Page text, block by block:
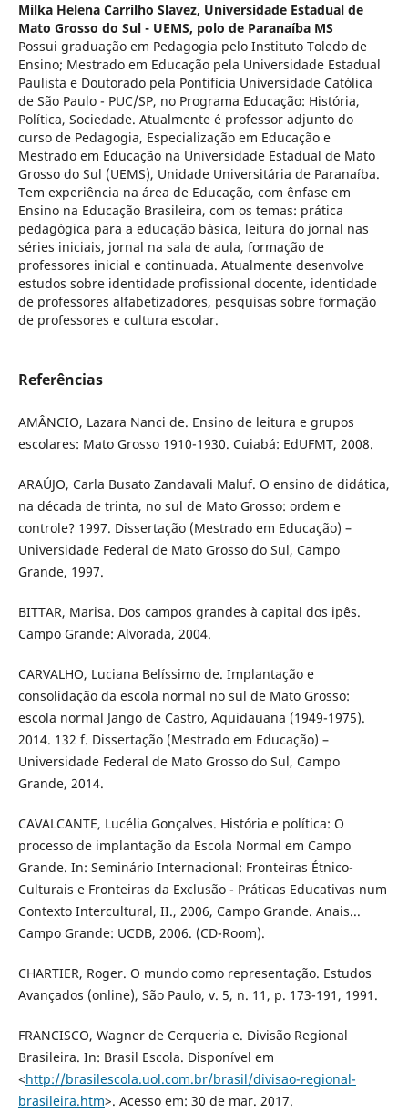
Milka Helena Carrilho Slavez, Universidade Estadual de
Mato Grosso do Sul - UEMS, polo de Paranaíba MS
Possui graduação em Pedagogia pelo Instituto Toledo de
Ensino; Mestrado em Educação pela Universidade Estadual
Paulista e Doutorado pela Pontifícia Universidade Católica
de São Paulo - PUC/SP, no Programa Educação: História,
Política, Sociedade. Atualmente é professor adjunto do
curso de Pedagogia, Especialização em Educação e
Mestrado em Educação na Universidade Estadual de Mato
Grosso do Sul (UEMS), Unidade Universitária de Paranaíba.
Tem experiência na área de Educação, com ênfase em
Ensino na Educação Brasileira, com os temas: prática
pedagógica para a educação básica, leitura do jornal nas
séries iniciais, jornal na sala de aula, formação de
professores inicial e continuada. Atualmente desenvolve
estudos sobre identidade profissional docente, identidade
de professores alfabetizadores, pesquisas sobre formação
de professores e cultura escolar.
Referências
AMÂNCIO, Lazara Nanci de. Ensino de leitura e grupos
escolares: Mato Grosso 1910-1930. Cuiabá: EdUFMT, 2008.
ARAÚJO, Carla Busato Zandavali Maluf. O ensino de didática,
na década de trinta, no sul de Mato Grosso: ordem e
controle? 1997. Dissertação (Mestrado em Educação) –
Universidade Federal de Mato Grosso do Sul, Campo
Grande, 1997.
BITTAR, Marisa. Dos campos grandes à capital dos ipês.
Campo Grande: Alvorada, 2004.
CARVALHO, Luciana Belíssimo de. Implantação e
consolidação da escola normal no sul de Mato Grosso:
escola normal Jango de Castro, Aquidauana (1949-1975).
2014. 132 f. Dissertação (Mestrado em Educação) –
Universidade Federal de Mato Grosso do Sul, Campo
Grande, 2014.
CAVALCANTE, Lucélia Gonçalves. História e política: O
processo de implantação da Escola Normal em Campo
Grande. In: Seminário Internacional: Fronteiras Étnico-
Culturais e Fronteiras da Exclusão - Práticas Educativas num
Contexto Intercultural, II., 2006, Campo Grande. Anais...
Campo Grande: UCDB, 2006. (CD-Room).
CHARTIER, Roger. O mundo como representação. Estudos
Avançados (online), São Paulo, v. 5, n. 11, p. 173-191, 1991.
FRANCISCO, Wagner de Cerqueria e. Divisão Regional
Brasileira. In: Brasil Escola. Disponível em
<http://brasilescola.uol.com.br/brasil/divisao-regional-
brasileira.htm>. Acesso em: 30 de mar. 2017.